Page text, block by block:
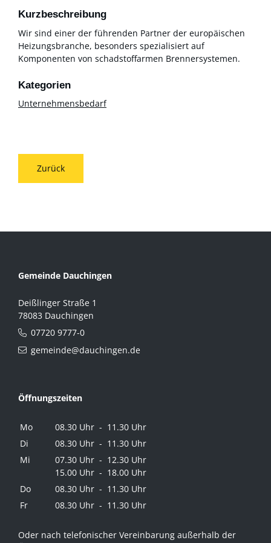
Kurzbeschreibung
Wir sind einer der führenden Partner der europäischen
Heizungsbranche, besonders spezialisiert auf
Komponenten von schadstoffarmen Brennersystemen.
Unternehmensbedarf
Zurück
Gemeinde Dauchingen
Deißlinger Straße 1
78083 Dauchingen
07720 9777-0
gemeinde@dauchingen.de
Öffnungszeiten
Mo
08.30 Uhr - 11.30 Uhr
Di
08.30 Uhr - 11.30 Uhr
Mi
07.30 Uhr - 12.30 Uhr
15.00 Uhr - 18.00 Uhr
Do
08.30 Uhr - 11.30 Uhr
Fr
08.30 Uhr - 11.30 Uhr
Oder nach telefonischer Vereinbarung außerhalb der